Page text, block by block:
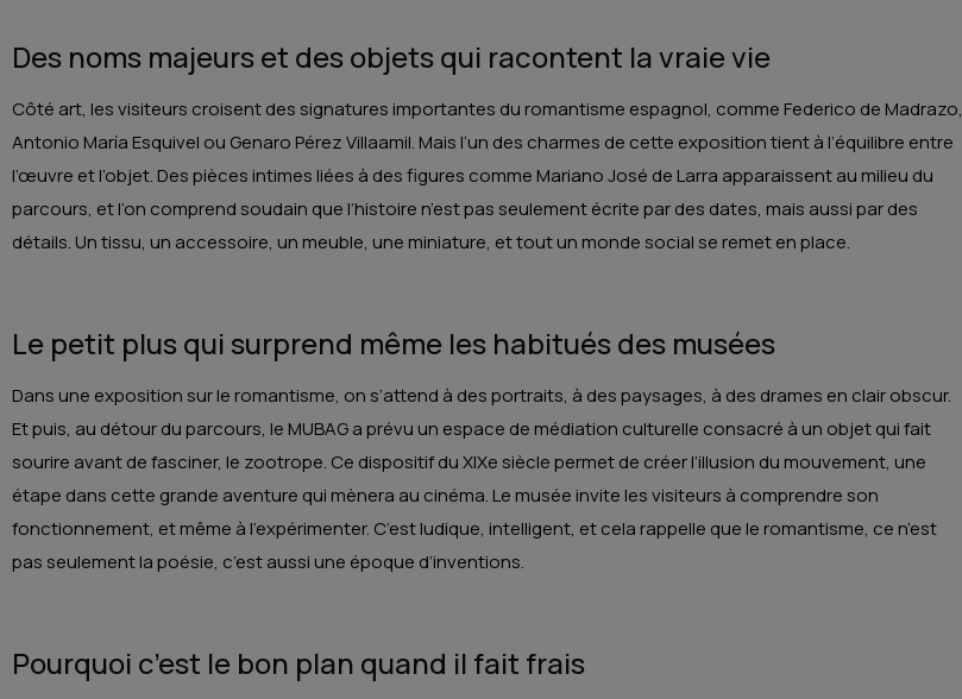
Des noms majeurs et des objets qui racontent la vraie vie
Côté art, les visiteurs croisent des signatures importantes du romantisme espagnol, comme Federico de Madrazo,
Antonio María Esquivel ou Genaro Pérez Villaamil. Mais l’un des charmes de cette exposition tient à l’équilibre entre
l’œuvre et l’objet. Des pièces intimes liées à des figures comme Mariano José de Larra apparaissent au milieu du
parcours, et l’on comprend soudain que l’histoire n’est pas seulement écrite par des dates, mais aussi par des
détails. Un tissu, un accessoire, un meuble, une miniature, et tout un monde social se remet en place.
Le petit plus qui surprend même les habitués des musées
Dans une exposition sur le romantisme, on s’attend à des portraits, à des paysages, à des drames en clair obscur.
Et puis, au détour du parcours, le MUBAG a prévu un espace de médiation culturelle consacré à un objet qui fait
sourire avant de fasciner, le zootrope. Ce dispositif du XIXe siècle permet de créer l’illusion du mouvement, une
étape dans cette grande aventure qui mènera au cinéma. Le musée invite les visiteurs à comprendre son
fonctionnement, et même à l’expérimenter. C’est ludique, intelligent, et cela rappelle que le romantisme, ce n’est
pas seulement la poésie, c’est aussi une époque d’inventions.
Pourquoi c’est le bon plan quand il fait frais